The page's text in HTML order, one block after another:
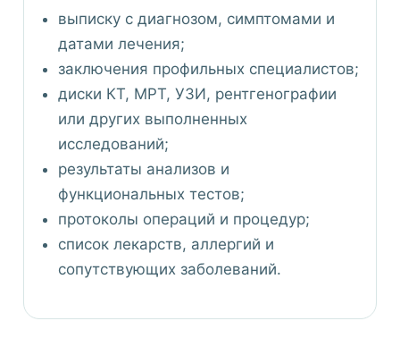
выписку с диагнозом, симптомами и
датами лечения;
заключения профильных специалистов;
диски КТ, МРТ, УЗИ, рентгенографии
или других выполненных
исследований;
результаты анализов и
функциональных тестов;
протоколы операций и процедур;
список лекарств, аллергий и
сопутствующих заболеваний.